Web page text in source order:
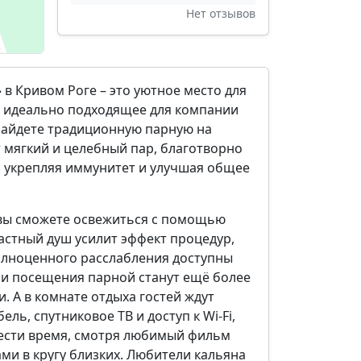
Нет отзывов
в Кривом Роге – это уютное место для
подходящее для компании
традиционную парную на
мягкий и целебный пар, благотворно
иммунитет и улучшая общее
сможете освежиться с помощью
душ усилит эффект процедур,
расслабления доступны
посещения парной станут ещё более
в комнате отдыха гостей ждут
спутниковое ТВ и доступ к Wi-Fi,
время, смотря любимый фильм
в кругу близких. Любители кальяна